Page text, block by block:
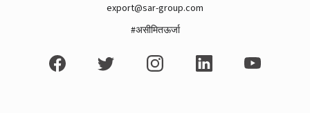
export@sar-group.com
#असीमितऊर्जा